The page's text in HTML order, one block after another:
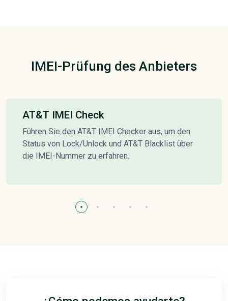
IMEI-Prüfung des Anbieters
AT&T IMEI Check
Führen Sie den AT&T IMEI Checker aus, um den
Status von Lock/Unlock und AT&T Blacklist über
die IMEI-Nummer zu erfahren.